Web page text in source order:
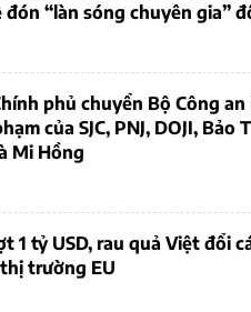
“làn sóng chuyên gia”
phủ chuyển Bộ Công an
của SJC, PNJ, DOJI, Bảo
Mi Hồng
1 tỷ USD, rau quả Việt đổi
trường EU